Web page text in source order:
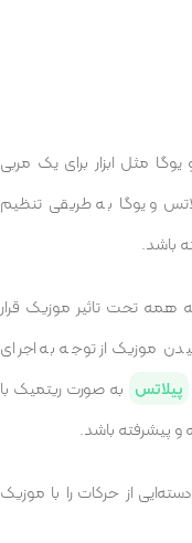
مثل ابزار برای یک مربی
و یوگا به طریقی تنظیم
باشد.
همه تحت تاثیر موزیک قرار
موزیک از توجه به اجرای
پیلاتس به صورت ریتمیک با
پیشرفته باشد.
از حرکات را با موزیک